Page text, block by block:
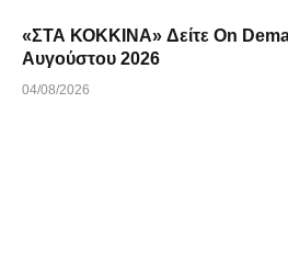
«ΣΤΑ ΚΟΚΚΙΝΑ» Δείτε On
Αυγούστου 2026
04/08/2026